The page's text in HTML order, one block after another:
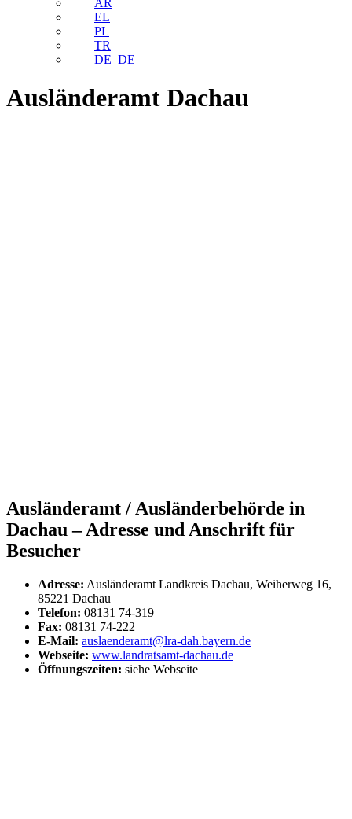
AR
EL
PL
TR
DE_DE
Ausländeramt Dachau
Ausländeramt / Ausländerbehörde in
Dachau – Adresse und Anschrift für
Besucher
Adresse: Ausländeramt Landkreis Dachau, Weiherweg 16,
85221 Dachau
Telefon: 08131 74-319
Fax: 08131 74-222
E-Mail: auslaenderamt@lra-dah.bayern.de
Webseite: www.landratsamt-dachau.de
Öffnungszeiten: siehe Webseite